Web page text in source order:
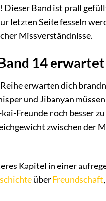
! Dieser Band ist prall
letzten Seite fesseln
Missverständnisse.
14 erwartet
erwarten dich
und Jibanyan
Freunde noch besser
zwischen der
Kapitel in einer
überFreundschaft